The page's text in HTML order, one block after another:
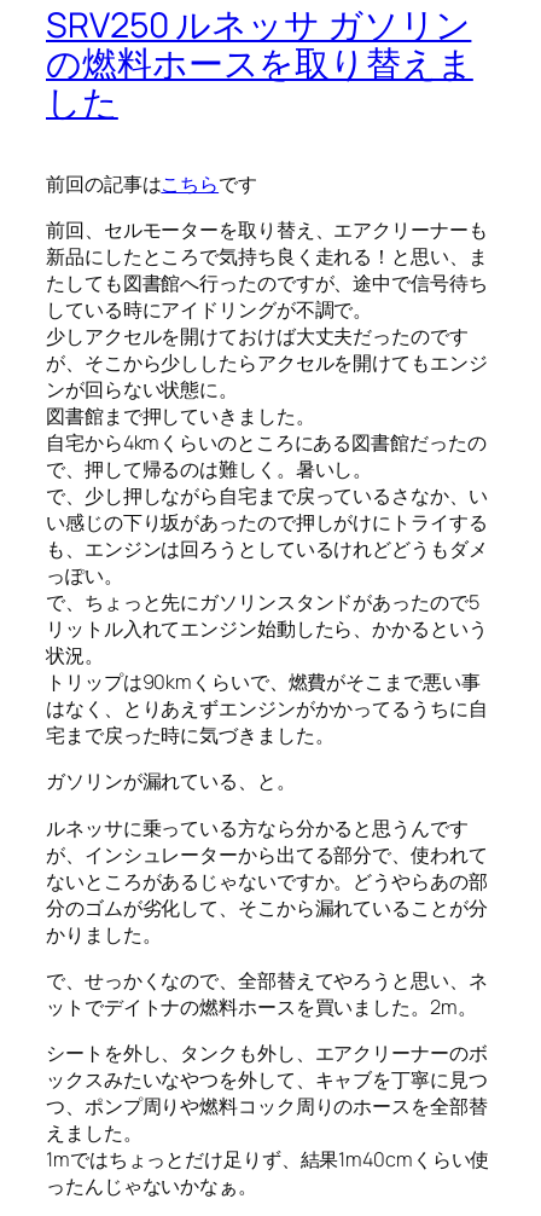
SRV250 ルネッサ ガソリン
の燃料ホースを取り替えま
した
前回の記事はこちらです
前回、セルモーターを取り替え、エアクリーナーも
新品にしたところで気持ち良く走れる！と思い、ま
たしても図書館へ行ったのですが、途中で信号待ち
している時にアイドリングが不調で。
少しアクセルを開けておけば大丈夫だったのです
が、そこから少ししたらアクセルを開けてもエンジ
ンが回らない状態に。
図書館まで押していきました。
自宅から4kmくらいのところにある図書館だったの
で、押して帰るのは難しく。暑いし。
で、少し押しながら自宅まで戻っているさなか、い
い感じの下り坂があったので押しがけにトライする
も、エンジンは回ろうとしているけれどどうもダメ
っぽい。
で、ちょっと先にガソリンスタンドがあったので5
リットル入れてエンジン始動したら、かかるという
状況。
トリップは90kmくらいで、燃費がそこまで悪い事
はなく、とりあえずエンジンがかかってるうちに自
宅まで戻った時に気づきました。
ガソリンが漏れている、と。
ルネッサに乗っている方なら分かると思うんです
が、インシュレーターから出てる部分で、使われて
ないところがあるじゃないですか。どうやらあの部
分のゴムが劣化して、そこから漏れていることが分
かりました。
で、せっかくなので、全部替えてやろうと思い、ネ
ットでデイトナの燃料ホースを買いました。2m。
シートを外し、タンクも外し、エアクリーナーのボ
ックスみたいなやつを外して、キャブを丁寧に見つ
つ、ポンプ周りや燃料コック周りのホースを全部替
えました。
1mではちょっとだけ足りず、結果1m40cmくらい使
ったんじゃないかなぁ。